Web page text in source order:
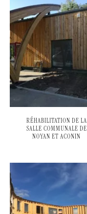
RÉHABILITATION DE LA
SALLE COMMUNALE DE
NOYAN ET ACONIN